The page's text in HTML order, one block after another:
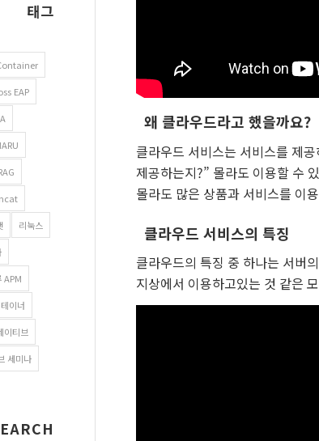
왜 클라우드라고 했을까요?
클라우드 서비스는 서비스를 제
제공하는지?” 몰라도 이용할 수
몰라도 많은 상품과 서비스를 이
클라우드 서비스의 특징
클라우드의 특징 중 하나는 서버
지상에서 이용하고있는 것 같은
태그
EAP
리눅스
APM
이너
이티브
세미나